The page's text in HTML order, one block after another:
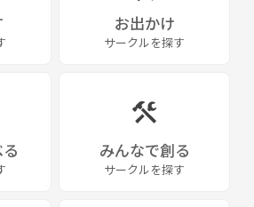
お出かけ
サークルを探す
みんなで創る
サークルを探す